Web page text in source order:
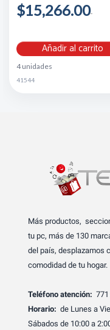
$15,266.00
Añadir al carrito
4 unidades
41544
Más productos,
tu pc, más de 130
del país, desplazamos
comodidad de tu hogar.
Teléfono atención:
Horario: de Lunes a
Sábados de 10:00 a